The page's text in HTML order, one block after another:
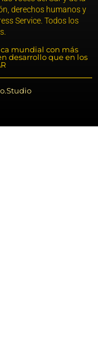
derechos humanos y
Service. Todos los
mundial con más
desarrollo que en los